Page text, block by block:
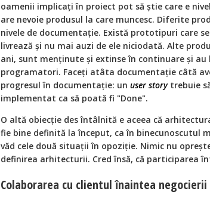
oamenii implicați în proiect pot să știe care e
are nevoie produsul la care muncesc. Diferite
nivele de documentație. Există prototipuri care
livrează și nu mai auzi de ele niciodată. Alte
ani, sunt menținute și extinse în continuare și
programatori. Faceți atâta documentație câtă
progresul în documentație: un user storytrebuie
implementat ca să poată fi "Done".
O altă obiecție des întâlnită e aceea că
fie bine definită la început, ca în binecunoscutul
văd cele două situații în opoziție. Nimic nu
definirea arhitecturii. Cred însă, că participarea
Colaborarea cu clientul înaintea